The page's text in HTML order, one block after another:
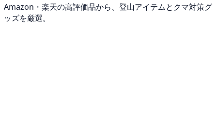
Amazon・楽天の高評価品から、登山アイテムとクマ対策グ
ッズを厳選。